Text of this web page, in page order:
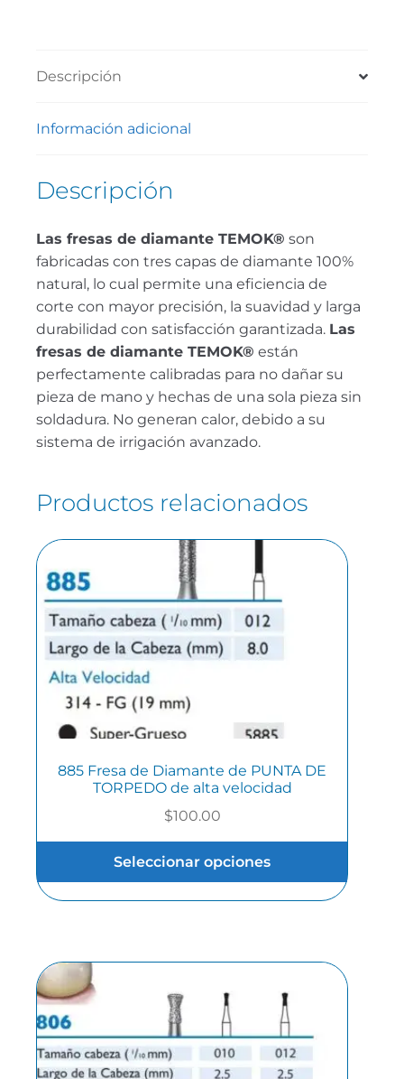
Descripción
Información adicional
Descripción
Las fresas de diamante TEMOK® son
fabricadas con tres capas de diamante 100%
natural, lo cual permite una eficiencia de
corte con mayor precisión, la suavidad y larga
durabilidad con satisfacción garantizada. Las
fresas de diamante TEMOK® están
perfectamente calibradas para no dañar su
pieza de mano y hechas de una sola pieza sin
soldadura. No generan calor, debido a su
sistema de irrigación avanzado.
Productos relacionados
885 Fresa de Diamante de PUNTA DE
TORPEDO de alta velocidad
$100.00
Seleccionar opciones